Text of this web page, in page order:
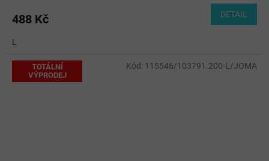
488 Kč DETAIL
L
TOTÁLNÍ
VÝPRODEJ
Kód: 115546/103791.200-L/JOMA